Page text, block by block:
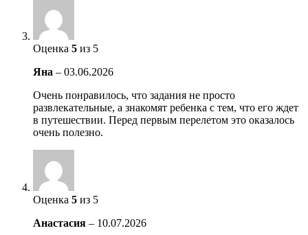
Оценка 5 из 5
Яна – 03.06.2026
Очень понравилось, что задания не просто
развлекательные, а знакомят ребенка с тем, что его ждет
в путешествии. Перед первым перелетом это оказалось
очень полезно.
Оценка 5 из 5
Анастасия – 10.07.2026